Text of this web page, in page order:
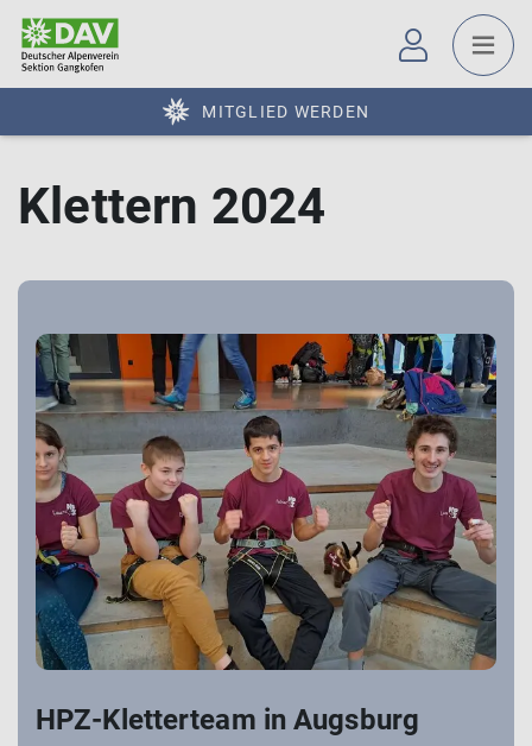
MITGLIED WERDEN
Klettern 2024
HPZ-Kletterteam in Augsburg